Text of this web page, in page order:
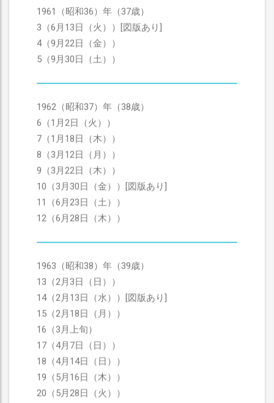
1961（昭和36）年（37歳）
3（6月13日（火））[図版あり]
4（9月22日（金））
5（9月30日（土））
1962（昭和37）年（38歳）
6（1月2日（火））
7（1月18日（木））
8（3月12日（月））
9（3月22日（木））
10（3月30日（金））[図版あり]
11（6月23日（土））
12（6月28日（木））
1963（昭和38）年（39歳）
13（2月3日（日））
14（2月13日（水））[図版あり]
15（2月18日（月））
16（3月上旬）
17（4月7日（日））
18（4月14日（日））
19（5月16日（木））
20（5月28日（火））